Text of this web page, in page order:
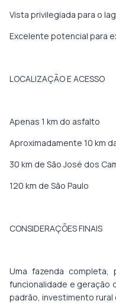
Vista privilegiada para o
Excelente potencial para
LOCALIZAÇÃO E ACESSO
Apenas 1 km do asfalto
Aproximadamente 10 km
30 km de São José dos
120 km de São Paulo
CONSIDERAÇÕES FINAIS
Uma fazenda completa,
funcionalidade e geração
padrão, investimento